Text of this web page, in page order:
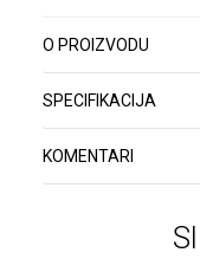
O PROIZVODU
SPECIFIKACIJA
KOMENTARI